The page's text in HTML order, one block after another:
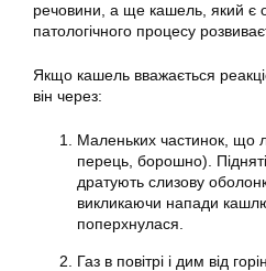
речовини, а ще кашель, який є
патологічного процесу
Якщо кашель вважається
він через:
Маленьких частинок, що
перець, борошно).
дратують слизову
викликаючи напади
поперхнулася.
Газ в повітрі і дим від